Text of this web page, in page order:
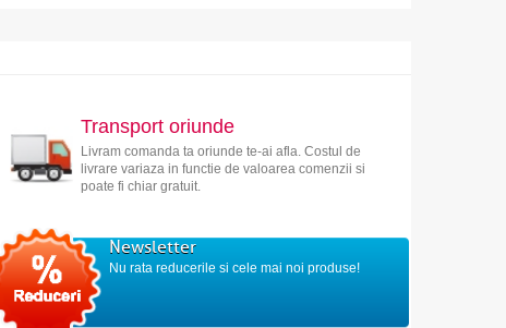
Transport oriunde
Livram comanda ta oriunde te-ai afla. Costul de
livrare variaza in functie de valoarea comenzii si
poate fi chiar gratuit.
Newsletter
Nu rata reducerile si cele mai noi produse!